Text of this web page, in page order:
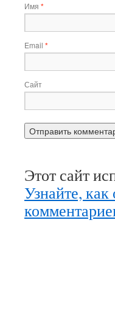
Имя *
Email *
Сайт
Этот сайт
Узнайте,